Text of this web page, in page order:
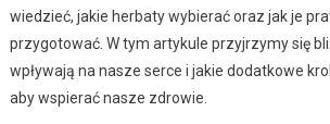
wiedzieć, jakie herbaty wybierać oraz jak je
przygotować. W tym artykule przyjrzymy się
wpływają na nasze serce i jakie dodatkowe
aby wspierać nasze zdrowie.